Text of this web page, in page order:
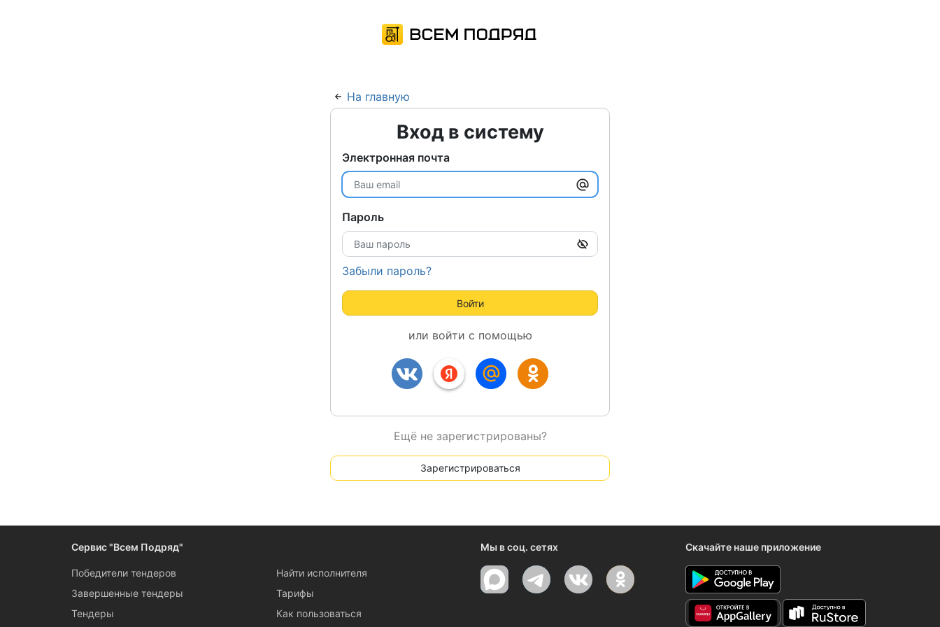
На главную
Вход в систему
Электронная почта
Пароль
Забыли пароль?
Войти
или войти с помощью
Ещё не зарегистрированы?
Зарегистрироваться
Сервис "Всем Подряд"
Победители тендеров
Завершенные тендеры
Тендеры
Найти исполнителя
Тарифы
Как пользоваться
Мы в соц. сетях Скачайте наше приложение